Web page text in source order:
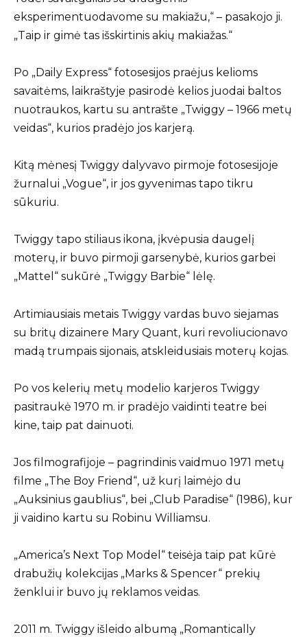
eksperimentuodavome su makiažu,“ – pasakojo ji.
„Taip ir gimė tas išskirtinis akių makiažas.“
Po „Daily Express“ fotosesijos praėjus kelioms
savaitėms, laikraštyje pasirodė kelios juodai baltos
nuotraukos, kartu su antrašte „Twiggy – 1966 metų
veidas“, kurios pradėjo jos karjerą.
Kitą mėnesį Twiggy dalyvavo pirmoje fotosesijoje
žurnalui „Vogue“, ir jos gyvenimas tapo tikru
sūkuriu.
Twiggy tapo stiliaus ikona, įkvėpusia daugelį
moterų, ir buvo pirmoji garsenybė, kurios garbei
„Mattel“ sukūrė „Twiggy Barbie“ lėlę.
Artimiausiais metais Twiggy vardas buvo siejamas
su britų dizainere Mary Quant, kuri revoliucionavo
madą trumpais sijonais, atskleidusiais moterų kojas.
Po vos kelerių metų modelio karjeros Twiggy
pasitraukė 1970 m. ir pradėjo vaidinti teatre bei
kine, taip pat dainuoti.
Jos filmografijoje – pagrindinis vaidmuo 1971 metų
filme „The Boy Friend“, už kurį laimėjo du
„Auksinius gaublius“, bei „Club Paradise“ (1986), kur
ji vaidino kartu su Robinu Williamsu.
„America’s Next Top Model“ teisėja taip pat kūrė
drabužių kolekcijas „Marks & Spencer“ prekių
ženklui ir buvo jų reklamos veidas.
2011 m. Twiggy išleido albumą „Romantically